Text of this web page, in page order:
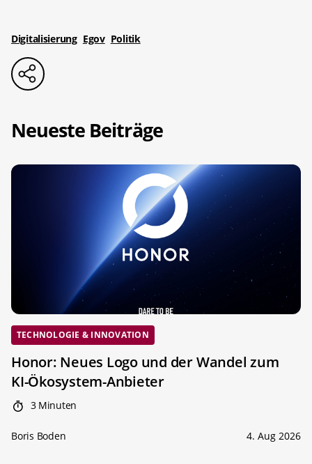
Digitalisierung Egov Politik
Neueste Beiträge
TECHNOLOGIE & INNOVATION
Honor: Neues Logo und der Wandel zum
KI-Ökosystem-Anbieter
3 Minuten
Boris Boden 4. Aug 2026